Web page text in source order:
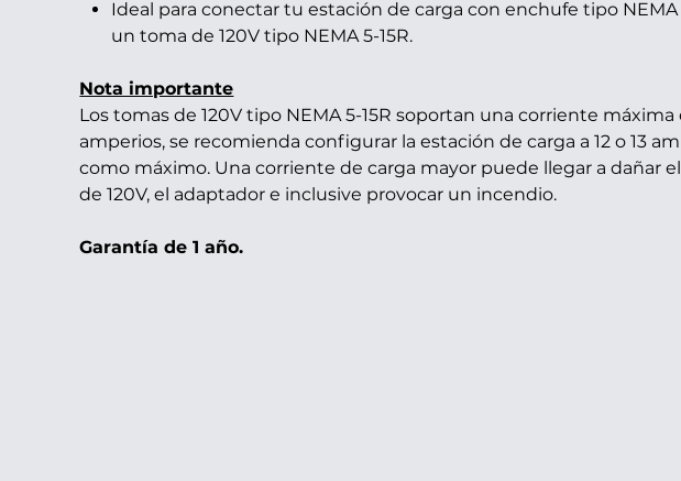
Ideal para conectar tu estación de carga con enchufe tipo NEMA
un toma de 120V tipo NEMA 5-15R.
Nota importante
Los tomas de 120V tipo NEMA 5-15R soportan una corriente máxima
amperios, se recomienda configurar la estación de carga a 12 o 13
como máximo. Una corriente de carga mayor puede llegar a dañar
de 120V, el adaptador e inclusive provocar un incendio.
Garantía de 1 año.